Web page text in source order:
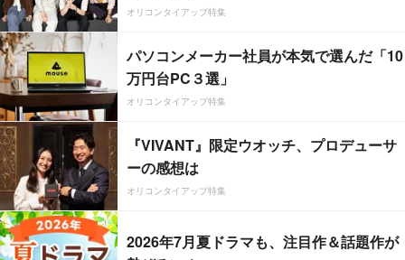
オリコンタイアップ特集
パソコンメーカー社員が本気で選んだ「10
万円台PC３選」
オリコンタイアップ特集
『VIVANT』限定ウオッチ、プロデューサ
ーの感想は
オリコンタイアップ特集
2026年7月夏ドラマも、注目作＆話題作が